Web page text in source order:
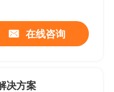
在线咨询
决方案